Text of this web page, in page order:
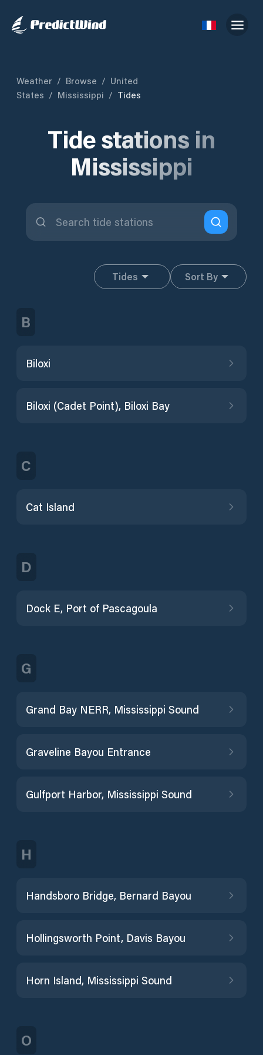
Weather / Browse / United
States / Mississippi / Tides
Tide stations in
Mississippi
Tides Sort By
B
Biloxi
Biloxi (Cadet Point), Biloxi Bay
C
Cat Island
D
Dock E, Port of Pascagoula
G
Grand Bay NERR, Mississippi Sound
Graveline Bayou Entrance
Gulfport Harbor, Mississippi Sound
H
Handsboro Bridge, Bernard Bayou
Hollingsworth Point, Davis Bayou
Horn Island, Mississippi Sound
O